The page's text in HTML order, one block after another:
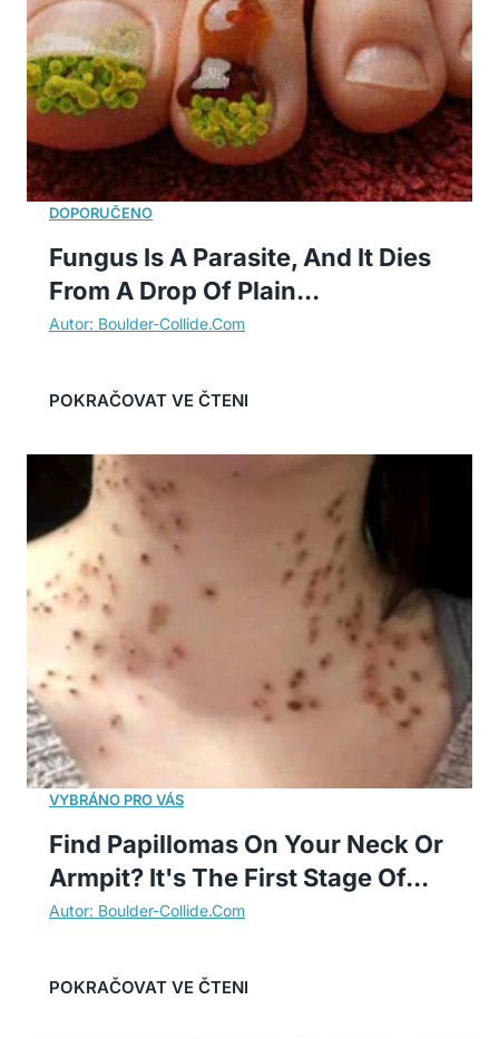
Fungus Is A Parasite, And It Dies
From A Drop Of Plain...
Find Papillomas On Your Neck Or
Armpit? It's The First Stage Of...